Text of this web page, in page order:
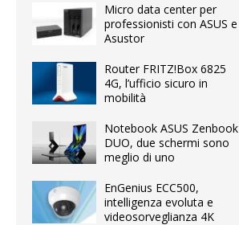
Micro data center per
professionisti con ASUS e
Asustor
Router FRITZ!Box 6825
4G, l’ufficio sicuro in
mobilità
Notebook ASUS Zenbook
DUO, due schermi sono
meglio di uno
EnGenius ECC500,
intelligenza evoluta e
videosorveglianza 4K